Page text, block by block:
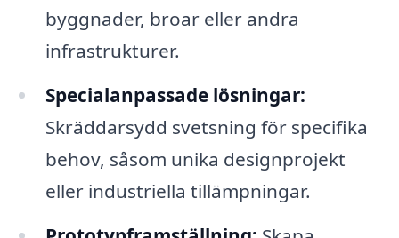
byggnader, broar eller andra
infrastrukturer.
Specialanpassade lösningar:
Skräddarsydd svetsning för specifika
behov, såsom unika designprojekt
eller industriella tillämpningar.